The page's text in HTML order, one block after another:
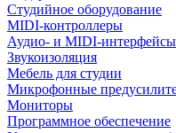
Студийное оборудование
MIDI-контроллеры
Аудио- и MIDI-интерфейсы
Звукоизоляция
Мебель для студии
Микрофонные
Мониторы
Программное обеспечение